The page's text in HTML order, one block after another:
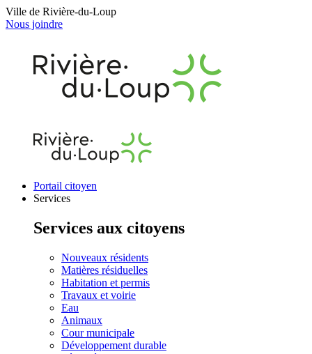
Ville de Rivière-du-Loup
Nous joindre
Portail citoyen
Services
Services aux citoyens
Nouveaux résidents
Matières résiduelles
Habitation et permis
Travaux et voirie
Eau
Animaux
Cour municipale
Développement durable